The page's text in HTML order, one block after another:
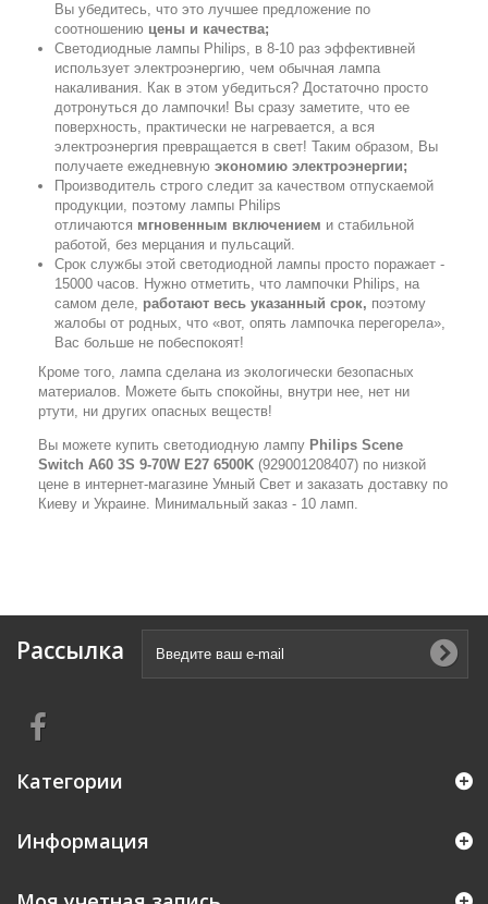
Вы убедитесь, что это лучшее предложение по
соотношению цены и качества;
Светодиодные лампы Philips, в 8-10 раз эффективней
использует электроэнергию, чем обычная лампа
накаливания. Как в этом убедиться? Достаточно просто
дотронуться до лампочки! Вы сразу заметите, что ее
поверхность, практически не нагревается, а вся
электроэнергия превращается в свет! Таким образом, Вы
получаете ежедневную экономию электроэнергии;
Производитель строго следит за качеством отпускаемой
продукции, поэтому лампы Philips
отличаются мгновенным включением и стабильной
работой, без мерцания и пульсаций.
Срок службы этой светодиодной лампы просто поражает -
15000 часов. Нужно отметить, что лампочки Philips, на
самом деле, работают весь указанный срок, поэтому
жалобы от родных, что «вот, опять лампочка перегорела»,
Вас больше не побеспокоят!
Кроме того, лампа сделана из экологически безопасных
материалов. Можете быть спокойны, внутри нее, нет ни
ртути, ни других опасных веществ!
Вы можете купить светодиодную лампу Philips Scene
Switch A60 3S 9-70W E27 6500K (929001208407) по низкой
цене в интернет-магазине Умный Свет и заказать доставку по
Киеву и Украине. Минимальный заказ - 10 ламп.
Рассылка
Категории
Информация